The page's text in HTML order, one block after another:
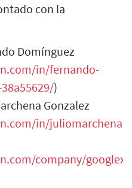
con la
Domínguez
in/fernando-
)
Gonzalez
in/
company/